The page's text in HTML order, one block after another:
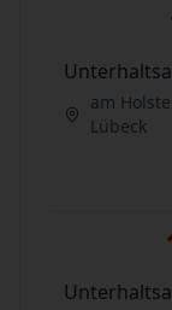
am
Lübeck